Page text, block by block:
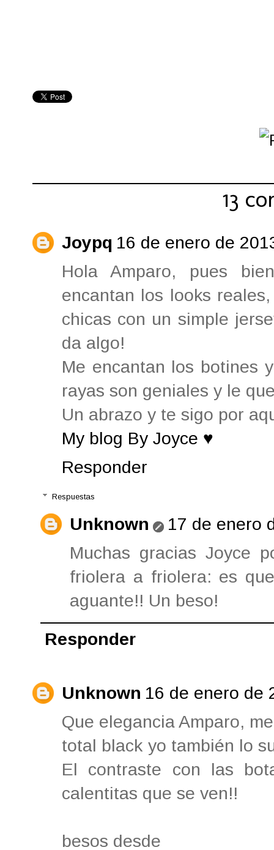
13
Joypq 16 de enero de
Hola Amparo, pues
encantan los looks
chicas con un simple
da algo!
Me encantan los botines
rayas son geniales y le
Un abrazo y te sigo por
My blog By Joyce ♥
Responder
Respuestas
Unknown
17 de enero
Muchas gracias Joyce
friolera a friolera: es
aguante!! Un beso!
Responder
Unknown 16 de enero de
Que elegancia Amparo,
total black yo también lo
El contraste con las
calentitas que se ven!!
besos desde